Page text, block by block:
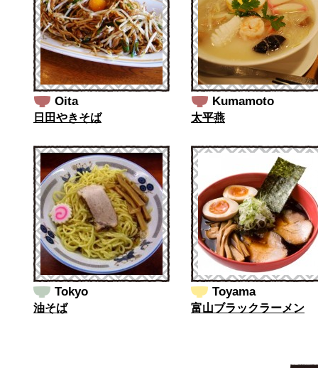
Oita
日田やきそば
Kumamoto
太平燕
Tokyo
油そば
Toyama
富山ブラックラーメン